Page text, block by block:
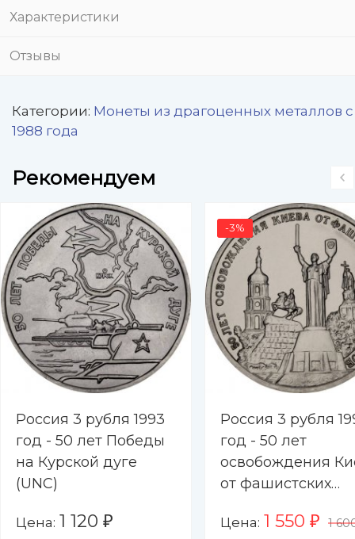
Характеристики
Отзывы
Категории: Монеты из драгоценных металлов с
1988 года
Рекомендуем
Россия 3 рубля 1993
год - 50 лет Победы
на Курской дуге
(UNC)
Цена: 1 120 ₽
-3%
Россия 3 рубля
год - 50 лет
освобождения
от фашистских
Цена: 1 550 ₽ 1